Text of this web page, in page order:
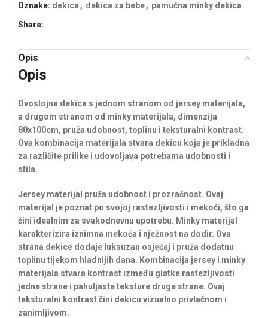
Oznake: dekica , dekica za bebe, pamučna minky dekica
Share:
Opis
Opis
Dvoslojna dekica s jednom stranom od jersey materijala,
a drugom stranom od minky materijala, dimenzija
80x100cm, pruža udobnost, toplinu i teksturalni kontrast.
Ova kombinacija materijala stvara dekicu koja je prikladna
za različite prilike i udovoljava potrebama udobnosti i
stila.
Jersey materijal pruža udobnost i prozračnost. Ovaj
materijal je poznat po svojoj rastezljivosti i mekoći, što ga
čini idealnim za svakodnevnu upotrebu. Minky materijal
karakterizira iznimna mekoća i nježnost na dodir. Ova
strana dekice dodaje luksuzan osjećaj i pruža dodatnu
toplinu tijekom hladnijih dana. Kombinacija jersey i minky
materijala stvara kontrast između glatke rastezljivosti
jedne strane i pahuljaste teksture druge strane. Ovaj
teksturalni kontrast čini dekicu vizualno privlačnom i
zanimljivom.